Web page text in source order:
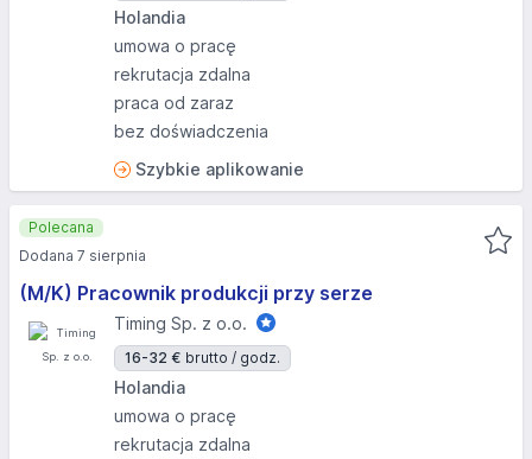
Holandia
umowa o pracę
rekrutacja zdalna
praca od zaraz
bez doświadczenia
Szybkie aplikowanie
(M/K) Pracownik produkcji przy serze
Timing Sp. z o.o.
16-32 € brutto / godz.
Holandia
umowa o pracę
rekrutacja zdalna
Polecana
Dodana 7 sierpnia